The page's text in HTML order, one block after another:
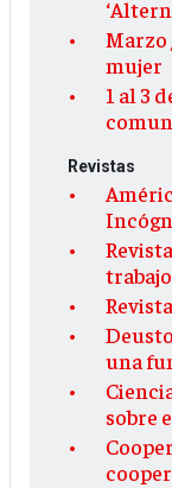
Marzo
mujer
1 al 3
Revistas
trabajo
una
sobre